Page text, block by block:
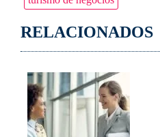
RELACIONADOS